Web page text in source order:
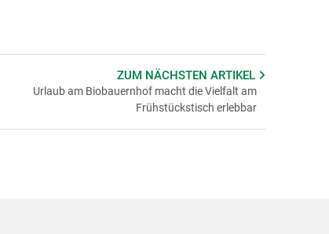
ZUM NÄCHSTENARTIKEL
Urlaub am Biobauernhof macht die Vielfalt am
Frühstückstisch erlebbar